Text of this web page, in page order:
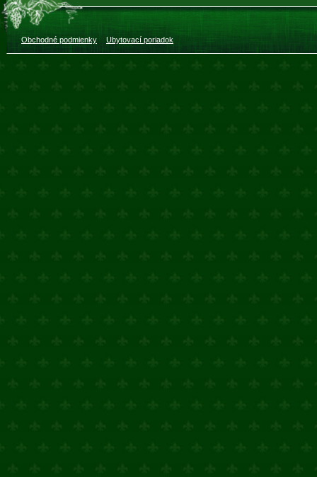
Obchodné podmienky Ubytovací poriadok